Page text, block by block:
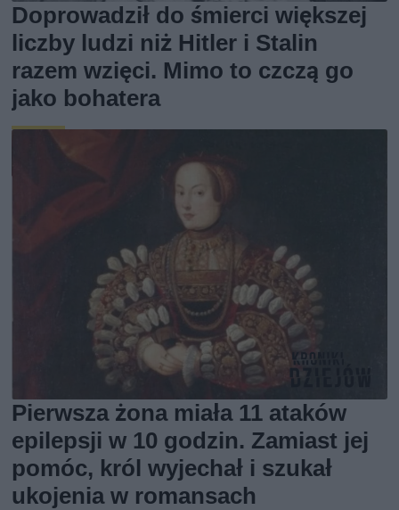
Doprowadził do śmierci większej
liczby ludzi niż Hitler i Stalin
razem wzięci. Mimo to czczą go
jako bohatera
Pierwsza żona miała 11 ataków
epilepsji w 10 godzin. Zamiast jej
pomóc, król wyjechał i szukał
ukojenia w romansach